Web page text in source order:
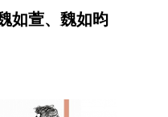
如萱、魏如昀